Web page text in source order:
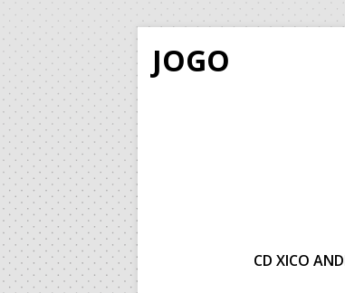
JOGO
CD XICO